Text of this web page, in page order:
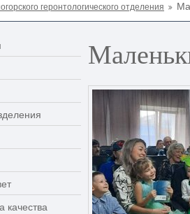
геронтологического отделения
качества